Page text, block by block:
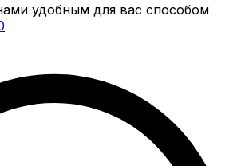
удобным для вас способом